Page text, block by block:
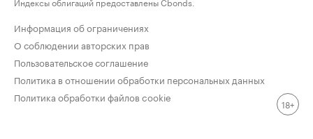
Информация об ограничениях
О соблюдении авторских прав
Пользовательское соглашение
Политика в отношении обработки персональных данных
Политика обработки файлов cookie
18+